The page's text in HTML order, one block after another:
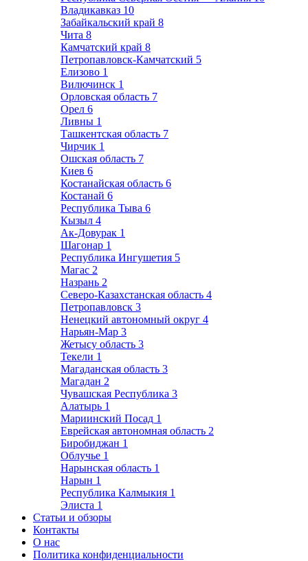
Владикавказ 10
Забайкальский край 8
Чита 8
Камчатский край 8
Петропавловск-Камчатский 5
Елизово 1
Вилючинск 1
Орловская область 7
Орел 6
Ливны 1
Ташкентская область 7
Чирчик 1
Ошская область 7
Киев 6
Костанайская область 6
Костанай 6
Республика Тыва 6
Кызыл 4
Ак-Довурак 1
Шагонар 1
Республика Ингушетия 5
Магас 2
Назрань 2
Северо-Казахстанская область 4
Петропавловск 3
Ненецкий автономный округ 4
Нарьян-Мар 3
Жетысу область 3
Текели 1
Магаданская область 3
Магадан 2
Чувашская Республика 3
Алатырь 1
Мариинский Посад 1
Еврейская автономная область 2
Биробиджан 1
Облучье 1
Нарынская область 1
Нарын 1
Республика Калмыкия 1
Элиста 1
Статьи и обзоры
Контакты
О нас
Политика конфиденциальности